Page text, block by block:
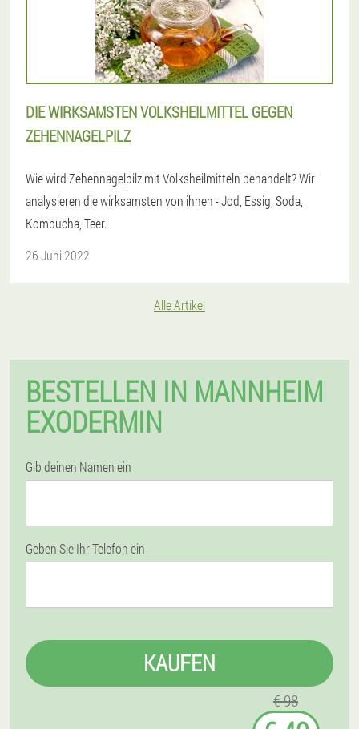
DIE WIRKSAMSTEN VOLKSHEILMITTEL GEGEN
ZEHENNAGELPILZ
Wie wird Zehennagelpilz mit Volksheilmitteln behandelt? Wir
analysieren die wirksamsten von ihnen - Jod, Essig, Soda,
Kombucha, Teer.
26 Juni 2022
Alle Artikel
BESTELLEN IN MANNHEIM
EXODERMIN
Gib deinen Namen ein
Geben Sie Ihr Telefon ein
KAUFEN
€ 98